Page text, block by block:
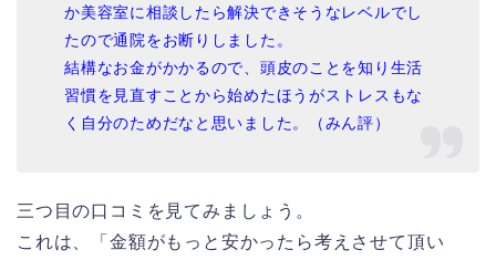
か美容室に相談したら解決できそうなレベルでし
たので通院をお断りしました。
結構なお金がかかるので、頭皮のことを知り生活
習慣を見直すことから始めたほうがストレスもな
く自分のためだなと思いました。（みん評）
三つ目の口コミを見てみましょう。
これは、「金額がもっと安かったら考えさせて頂い